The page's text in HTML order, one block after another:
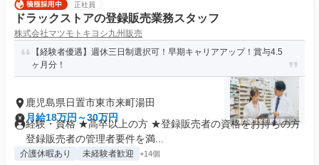
正社員
ドラックストアの登録販売業務スタッフ
株式会社マツモトキヨシ九州販売
【経験者優遇】週休三日制選択可！早期キャリアアップ！賞与4.5
ヶ月分！
鹿児島県日置市東市来町湯田
月給18万円～30万円
経験・資格 ★高卒以上の方 ★登録販売者の資格をお持ちの方
登録販売者の管理者要件を満...
介護休暇あり 未経験者歓迎 +14個